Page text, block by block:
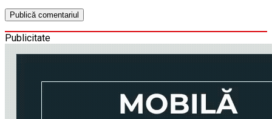
Publicitate